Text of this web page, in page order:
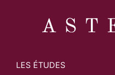
LES ÉTUDES